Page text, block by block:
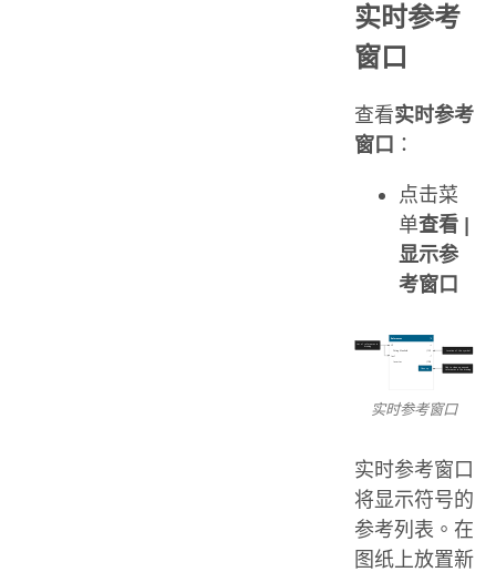
实时参考
窗口
查看实时参考
窗口 ：
点击菜
单查看 |
显示参
考窗口
实时参考窗口
实时参考窗口
将显示符号的
参考列表。在
图纸上放置新